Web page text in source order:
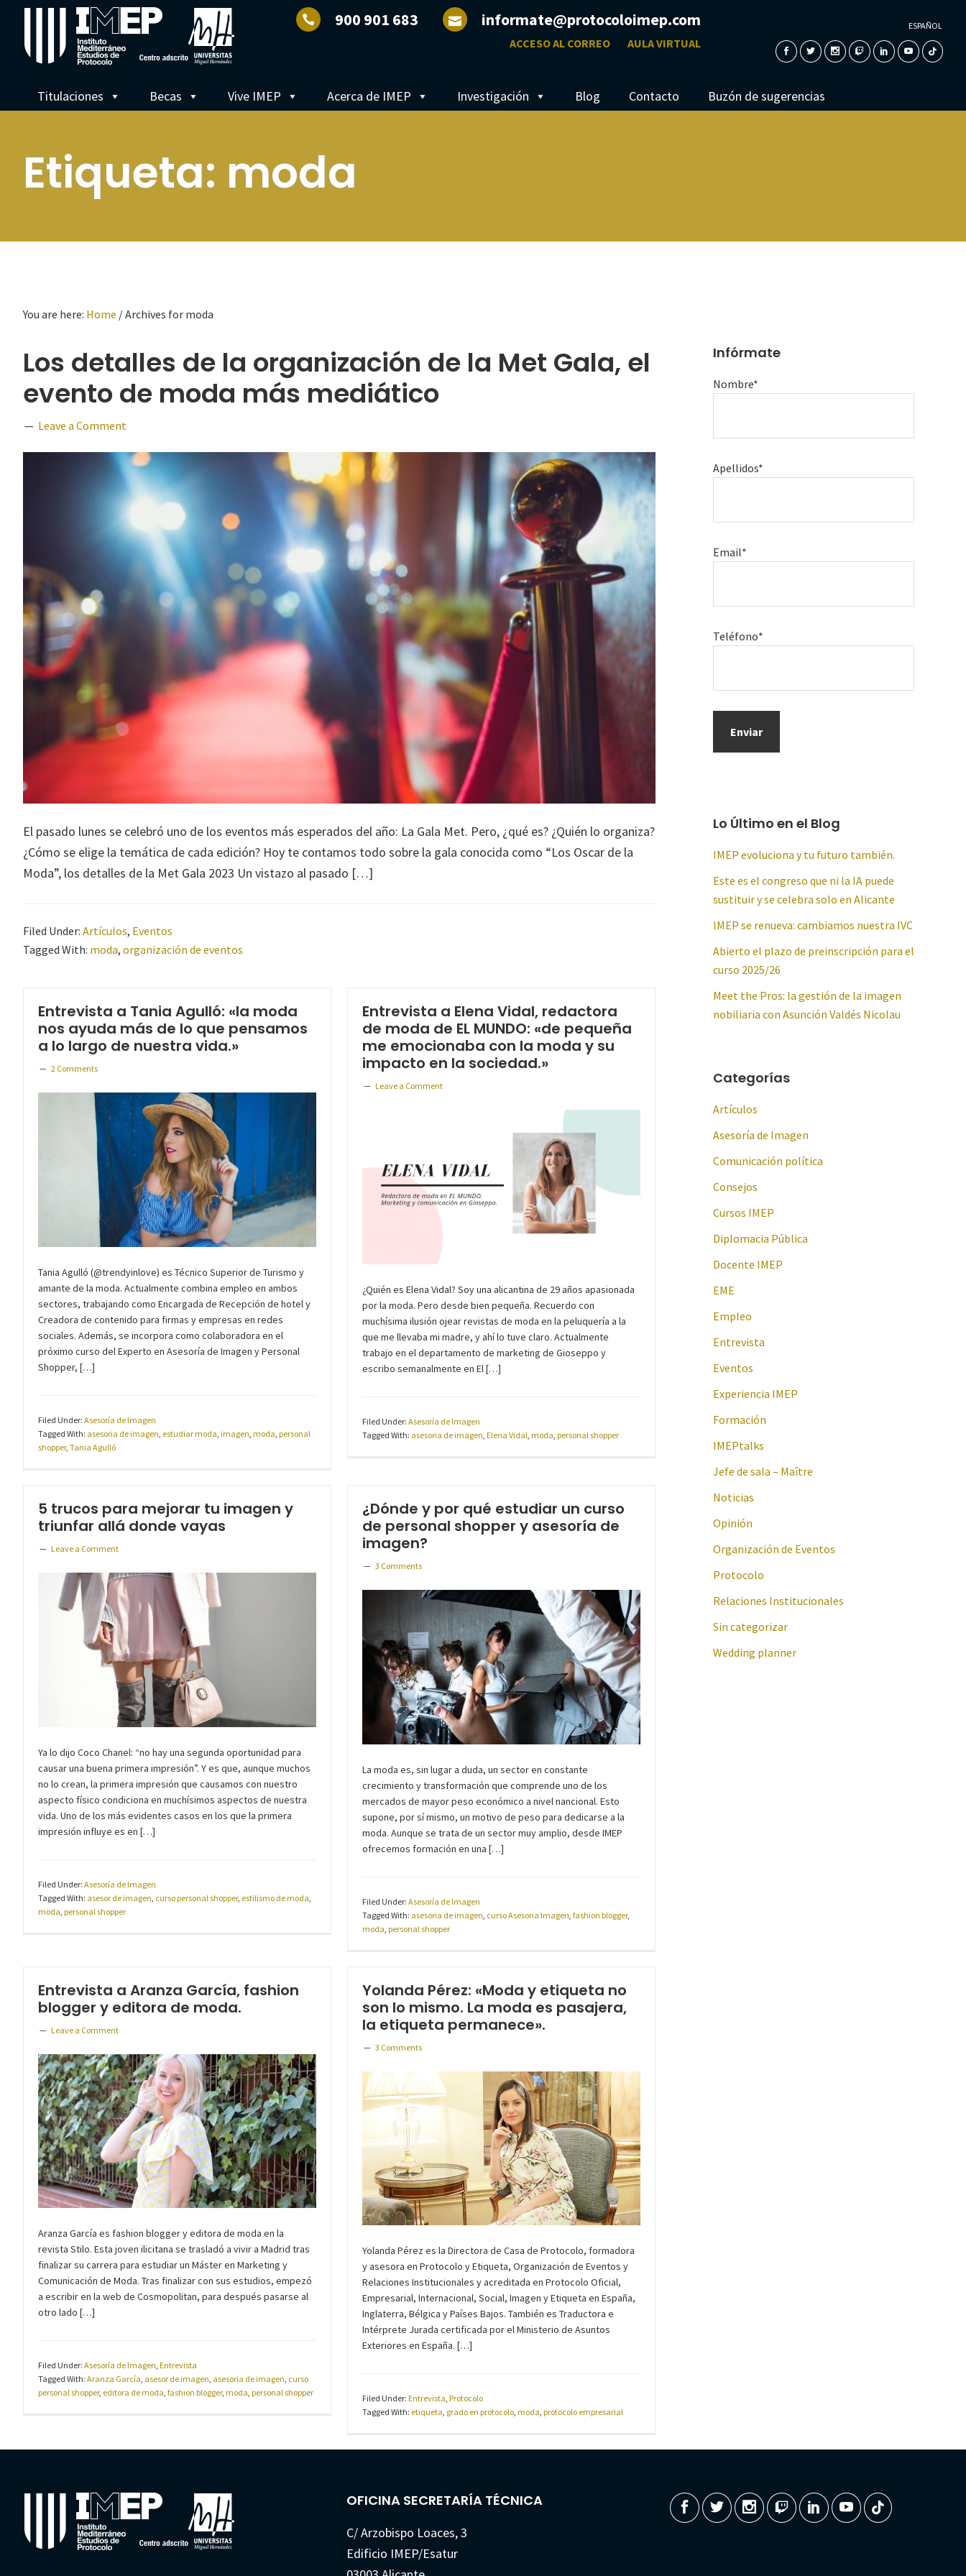
900 901 683 informate@protocoloimep.com
ACCESO AL CORREO AULA VIRTUAL
ESPAÑOL
Titulaciones Becas Vive IMEP Acerca de IMEP Investigación Blog Contacto Buzón de sugerencias
Etiqueta: moda
You are here: Home /Archives for moda
Los detalles de la organización de la Met Gala, el
evento de moda más mediático
Leave a Comment
El pasado lunes se celebró uno de los eventos más esperados del año: La Gala Met. Pero, ¿qué es? ¿Quién lo organiza?
¿Cómo se elige la temática de cada edición? Hoy te contamos todo sobre la gala conocida como “Los Oscar de la
Moda”, los detalles de la Met Gala 2023 Un vistazo al pasado […]
Filed Under: Artículos, Eventos
Tagged With: moda, organización de eventos
Entrevista a Tania Agulló: «la moda
nos ayuda más de lo que pensamos
a lo largo de nuestra vida.»
2 Comments
Tania Agulló (@trendyinlove) es Técnico Superior de Turismo y
amante de la moda. Actualmente combina empleo en ambos
sectores, trabajando como Encargada de Recepción de hotel y
Creadora de contenido para firmas y empresas en redes
sociales. Además, se incorpora como colaboradora en el
próximo curso del Experto en Asesoría de Imagen y Personal
Shopper, […]
Filed Under: Asesoría de Imagen
Tagged With: asesoria de imagen estudiar moda imagen moda personal
shopper, Tania Agulló
Entrevista a Elena Vidal, redactora
de moda de EL MUNDO: «de pequeña
me emocionaba con la moda y su
impacto en la sociedad.»
Leave a Comment
¿Quién es Elena Vidal? Soy una alicantina de 29 años apasionada
por la moda. Pero desde bien pequeña. Recuerdo con
muchísima ilusión ojear revistas de moda en la peluquería a la
que me llevaba mi madre, y ahí lo tuve claro. Actualmente
trabajo en el departamento de marketing de Gioseppo y
escribo semanalmente en El […]
Filed Under:Asesoría de Imagen
Tagged With: asesoria de imagen ,Elena Vidal ,moda ,personal shopper
5 trucos para mejorar tu imagen y
triunfar allá donde vayas
Leave a Comment
Ya lo dijo Coco Chanel: “no hay una segunda oportunidad para
causar una buena primera impresión”. Y es que, aunque muchos
no lo crean, la primera impresión que causamos con nuestro
aspecto físico condiciona en muchísimos aspectos de nuestra
vida. Uno de los más evidentes casos en los que la primera
impresión influye es en […]
Filed Under: Asesoría de Imagen
Tagged With: asesor de imagen curso personal shopper, estilismo de moda
moda personal shopper
¿Dónde y por qué estudiar un curso
de personal shopper y asesoría de
imagen?
3 Comments
La moda es, sin lugar a duda, un sector en constante
crecimiento y transformación que comprende uno de los
mercados de mayor peso económico a nivel nancional. Esto
supone, por sí mismo, un motivo de peso para dedicarse a la
moda. Aunque se trata de un sector muy amplio, desde IMEP
ofrecemos formación en una […]
Filed Under:Asesoría de Imagen
Tagged With: asesoria de imagen curso Asesoria Imagen ,fashion blogger,
moda ,personal shopper
Entrevista a Aranza García, fashion
blogger y editora de moda.
Leave a Comment
Aranza García es fashion blogger y editora de moda en la
revista Stilo. Esta joven ilicitana se trasladó a vivir a Madrid tras
finalizar su carrera para estudiar un Máster en Marketing y
Comunicación de Moda. Tras finalizar con sus estudios, empezó
a escribir en la web de Cosmopolitan, para después pasarse al
otro lado […]
Filed Under: Asesoría de Imagen, Entrevista
Tagged With: Aranza García, asesor de imagen, asesoria de imagen, curso
personal shopper, editora de moda, fashion blogger, moda, personal shopper
Yolanda Pérez: «Moda y etiqueta no
son lo mismo. La moda es pasajera,
la etiqueta permanece».
3 Comments
Yolanda Pérez es la Directora de Casa de Protocolo, formadora
y asesora en Protocolo y Etiqueta, Organización de Eventos y
Relaciones Institucionales y acreditada en Protocolo Oficial,
Empresarial, Internacional, Social, Imagen y Etiqueta en España,
Inglaterra, Bélgica y Países Bajos. También es Traductora e
Intérprete Jurada certificada por el Ministerio de Asuntos
Exteriores en España. […]
Filed Under:Entrevista,Protocolo
Tagged With: etiqueta, grado en protocolo,moda,protocolo empresarial
Infórmate
Nombre*
Apellidos*
Email*
Teléfono*
Lo Último en el Blog
IMEP evoluciona y tu futuro también.
Este es el congreso que ni la IA puede
sustituir y se celebra solo en Alicante
IMEP se renueva: cambiamos nuestra IVC
Abierto el plazo de preinscripción para el
curso 2025/26
Meet the Pros: la gestión de la imagen
nobiliaria con Asunción Valdés Nicolau
Categorías
Artículos
Asesoría de Imagen
Comunicación política
Consejos
Cursos IMEP
Diplomacia Pública
Docente IMEP
EME
Empleo
Entrevista
Eventos
Experiencia IMEP
Formación
IMEPtalks
Jefe de sala – Maître
Noticias
Opinión
Organización de Eventos
Protocolo
Relaciones Institucionales
Sin categorizar
Wedding planner
OFICINA SECRETARÍA TÉCNICA
C/ Arzobispo Loaces, 3
Edificio IMEP/Esatur